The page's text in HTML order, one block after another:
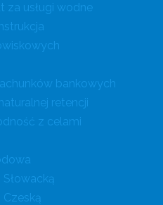
za usługi wodne
bankowych
retencji
z celami
Czeską